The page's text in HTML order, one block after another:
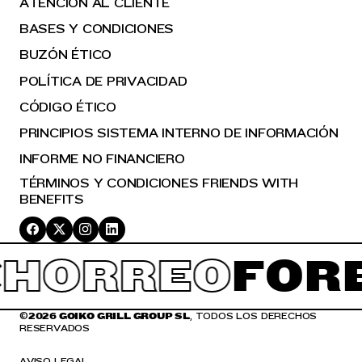
ATENCIÓN AL CLIENTE
BASES Y CONDICIONES
BUZÓN ÉTICO
POLÍTICA DE PRIVACIDAD
CÓDIGO ÉTICO
PRINCIPIOS SISTEMA INTERNO DE INFORMACIÓN
INFORME NO FINANCIERO
TÉRMINOS Y CONDICIONES FRIENDS WITH
BENEFITS
©2026 GOIKO GRILL GROUP SL, TODOS LOS DERECHOS
RESERVADOS